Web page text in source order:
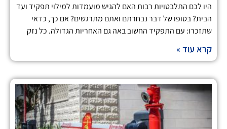
היו לכם התלבטויות רבות האם להגיש מועמדות למילוי תפקיד ועד
הבית? בסופו של דבר נבחרתם ואתם מתרגשים? אם כך, כדאי
שתזכרו: עם התפקיד החשוב באה גם האחריות הגדולה. כל נזק
קרא עוד »